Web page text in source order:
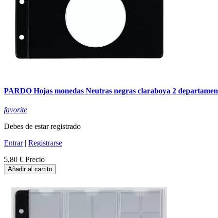
PARDO Hojas monedas Neutras negras claraboya 2
favorite
Debes de estar registrado
Entrar| Registrarse
5,80 € Precio
Añadir al carrito